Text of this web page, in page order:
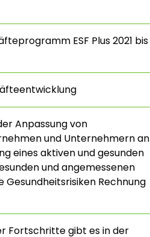
ESF Plus 2021 bis
Anpassung von
und Unternehmern an
eines aktiven und gesunden
und angemessenen
Gesundheitsrisiken Rechnung
Fortschritte gibt es in der